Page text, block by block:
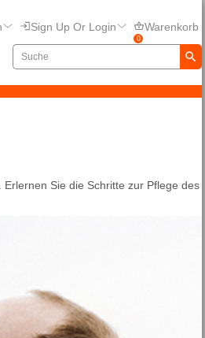
Sign Up Or Login
0
Warenkorb
Sie die Schritte zur Pflege des